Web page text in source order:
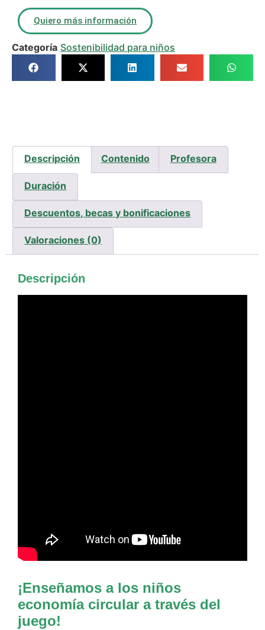
Quiero más información
Categoría Sostenibilidad para niños
Descripción Contenido Profesora
Duración
Descuentos, becas y bonificaciones
Valoraciones (0)
Descripción
¡Enseñamos a los niños
economía circular a través del
juego!